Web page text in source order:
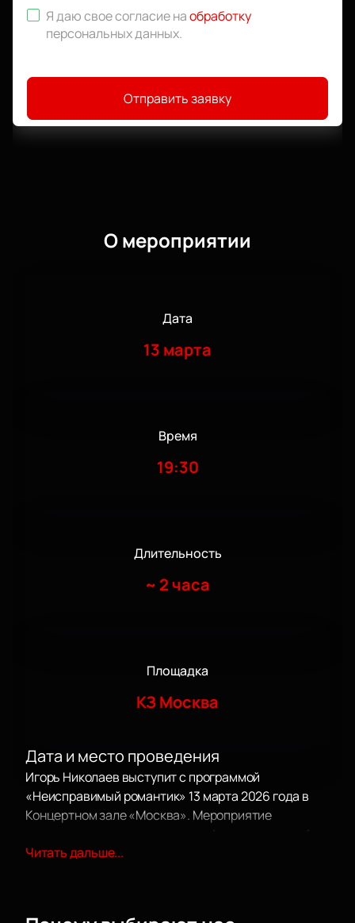
Я даю свое согласие наобработку
персональных данных.
Отправить заявку
О мероприятии
Дата
13 марта
Время
19:30
Длительность
~ 2 часа
Площадка
КЗ Москва
Дата и место проведения
Игорь Николаев выступит с программой
«Неисправимый романтик» 13 марта 2026 года в
Концертном зале «Москва». Мероприятие
атмосферой романтики и музыки. Артист
Читать дальше...